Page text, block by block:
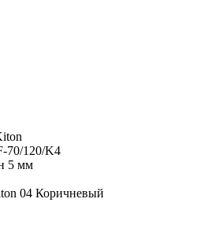
70/120/K4
5 мм
04 Коричневый